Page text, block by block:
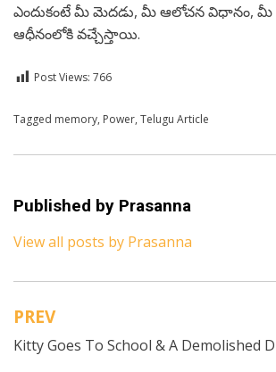
ఎందుకంటే మీ మెదడు, మీ ఆలోచన విధానం, మీ
ఆధీనంలోకి వచ్చేస్తాయి.
Post Views: 766
Posted inTelugu
Tagged memory, Power, Telugu Article
Published by Prasanna
View all posts by Prasanna
Post
navigation
PREV
Kitty Goes To School & A Demolished